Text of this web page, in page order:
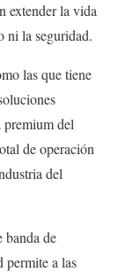
extender la vida
ni la seguridad.
las que tiene
premium del
de operación
del
banda de
permite a las